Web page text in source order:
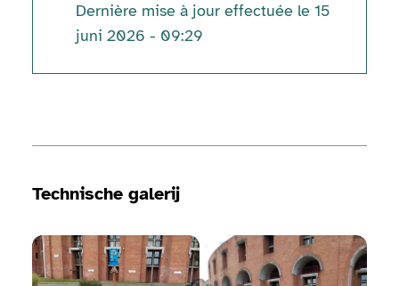
Dernière mise à jour effectuée le 15
juni 2026 - 09:29
Technische galerij
Bekijk de fotogalerij Bekijk de fotogalerij